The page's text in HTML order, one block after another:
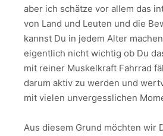
aber ich schätze vor allem das
von Land und Leuten und die
kannst Du in jedem Alter
eigentlich nicht wichtig ob Du
mit reiner Muskelkraft Fahrrad
darum aktiv zu werden und
mit vielen unvergesslichen
Aus diesem Grund möchten wir